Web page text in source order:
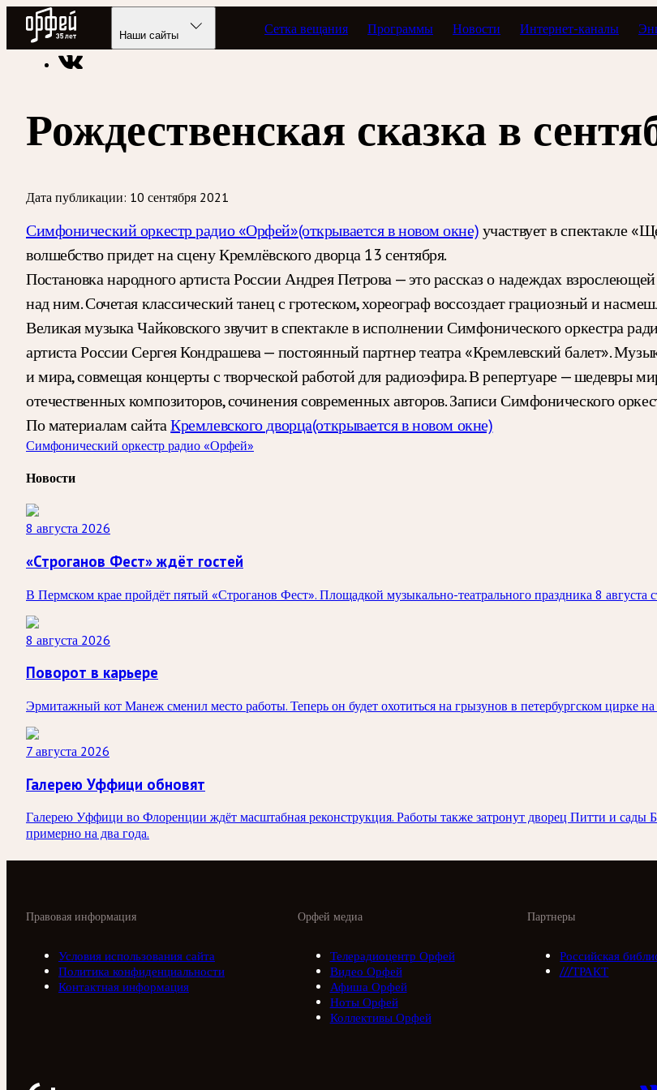
Радио Орфей
Наши сайты Сетка вещания Программы Новости Интернет-каналы
Радио классической музыки «Орфей» Новости
Рождественская сказка в
Дата публикации: 10 сентября 2021
Симфонический оркестр радио «Орфей»(открывается в новом окне)участвует в спектакле
волшебство придет на сцену Кремлёвского дворца 13 сентября.
Постановка народного артиста России Андрея Петрова — это рассказ о надеждах
над ним. Сочетая классический танец с гротеском, хореограф воссоздает грациозный и
Великая музыка Чайковского звучит в спектакле в исполнении Симфонического оркестра
артиста России Сергея Кондрашева — постоянный партнер театра «Кремлевский балет».
и мира, совмещая концерты с творческой работой для радиоэфира. В репертуаре — шедевры
отечественных композиторов, сочинения современных авторов. Записи Симфонического
По материалам сайтаКремлевского дворца(открывается в новом окне)
Симфонический оркестр радио «Орфей»
Новости
8 августа 2026
«Строганов Фест» ждёт гостей
В Пермском крае пройдёт пятый «Строганов Фест». Площадкой музыкально-театрального праздника 8 августа
8 августа 2026
Поворот в карьере
Эрмитажный кот Манеж сменил место работы. Теперь он будет охотиться на грызунов в петербургском цирке
7 августа 2026
Галерею Уффици обновят
Галерею Уффици во Флоренции ждёт масштабная реконструкция. Работы также затронут дворец Питти и сады
примерно на два года.
Орфей медиа
Телерадиоцентр Орфей
Видео Орфей
Афиша Орфей
Ноты Орфей
Коллективы Орфей
Партнеры
Российская
///ТРАКТ
Правовая информация
Условия использования сайта
Политика конфиденциальности
Контактная информация